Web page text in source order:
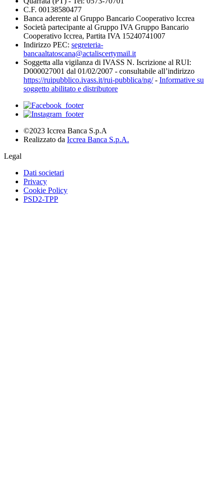
C.F. 00138580477
Banca aderente al Gruppo Bancario Cooperativo Iccrea
Società partecipante al Gruppo IVA Gruppo Bancario
Cooperativo Iccrea, Partita IVA 15240741007
Indirizzo PEC: segreteria-
bancaaltatoscana@actaliscertymail.it
Soggetta alla vigilanza di IVASS N. Iscrizione al RUI:
D000027001 dal 01/02/2007 - consultabile all’indirizzo
https://ruipubblico.ivass.it/rui-pubblica/ng/- Informative su
soggetto abilitato e distributore
©2023 Iccrea Banca S.p.A
Realizzato da Iccrea Banca S.p.A.
Legal
Dati societari
Privacy
Cookie Policy
PSD2-TPP